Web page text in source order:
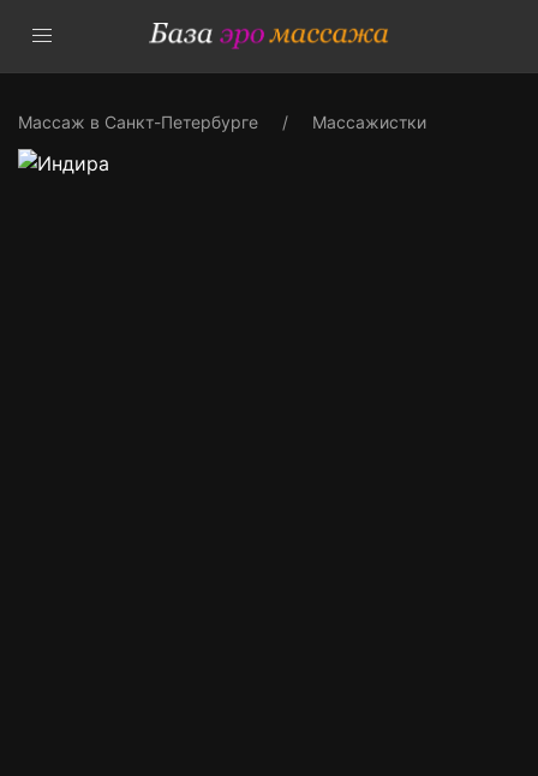
Массаж в Санкт-Петербурге Массажистки